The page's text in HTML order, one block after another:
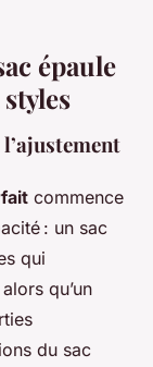
épaule
commence
: un sac
qui
qu’un
du sac